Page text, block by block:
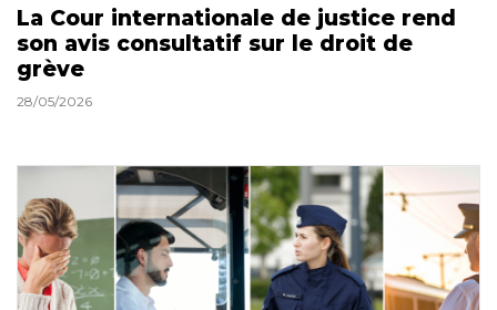
La Cour internationale de justice rend
son avis consultatif sur le droit de
grève
28/05/2026